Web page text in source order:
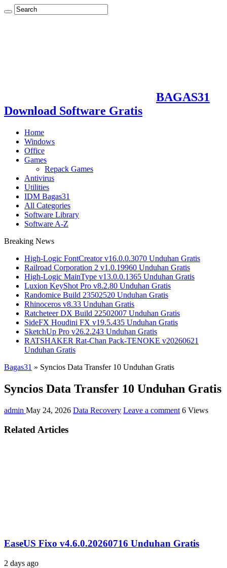
BAGAS31
Download Software Gratis
Home
Windows
Office
Games
Repack Games
Antivirus
Utilities
IDM Bagas31
All Categories
Software Library
Software A-Z
Breaking News
High-Logic FontCreator v16.0.0.3070 Unduhan Gratis
Railroad Corporation 2 v1.0.19960 Unduhan Gratis
High-Logic MainType v13.0.0.1365 Unduhan Gratis
Luxion KeyShot Pro v8.2.80 Unduhan Gratis
Randomice Build 23502520 Unduhan Gratis
Rhinoceros v8.33 Unduhan Gratis
Ratcheteer DX Build 22502007 Unduhan Gratis
SideFX Houdini FX v19.5.435 Unduhan Gratis
SketchUp Pro v26.2.243 Unduhan Gratis
RATSHAKER Rat-Chan Pack-TENOKE v20260621
Unduhan Gratis
Bagas31 » Syncios Data Transfer 10 Unduhan Gratis
Syncios Data Transfer 10 Unduhan Gratis
admin May 24, 2026 Data Recovery Leave a comment 6 Views
Related Articles
EaseUS Fixo v4.6.0.20260716 Unduhan Gratis
2 days ago